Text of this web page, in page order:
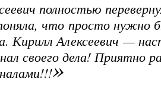
полностью
что просто нужно
Кирилл Алексеевич —
своего дела! Приятно
»